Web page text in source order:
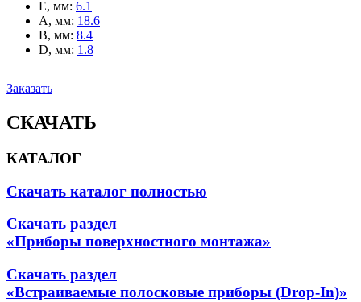
E, мм: 6.1
A, мм: 18.6
B, мм: 8.4
D, мм: 1.8
Заказать
СКАЧАТЬ
КАТАЛОГ
Скачать каталог полностью
Скачать раздел
«Приборы поверхностного монтажа»
Скачать раздел
«Встраиваемые полосковые приборы (Drop-In)»